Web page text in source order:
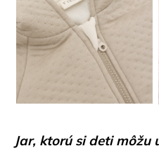
Jar, ktorú si deti môžu